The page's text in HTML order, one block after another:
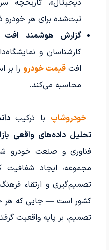
دیجیتال»، تاریخچه
ثبت‌شده برای هر
گزارش هوشمند
کارشناسان و
افتقیمت خودرو را
محاسبه می‌کند.
خودروشاپ با ترکیب
تحلیل داده‌های واقعی
فناوری و صنعت خودرو
مجموعه، ایجاد شفافیت
تصمیم‌گیری و ارتقاء
کشور است — جایی که هر
تصمیم، بر پایه واقعیت